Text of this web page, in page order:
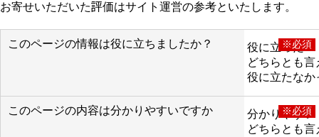
お寄せいただいた評価はサイト運営の参考といたします。
このページの情報は役に立ちましたか？ ※必須
役に立った
どちらとも言
役に立たなか
このページの内容は分かりやすいですか ※必須
分かりやすい
どちらとも言